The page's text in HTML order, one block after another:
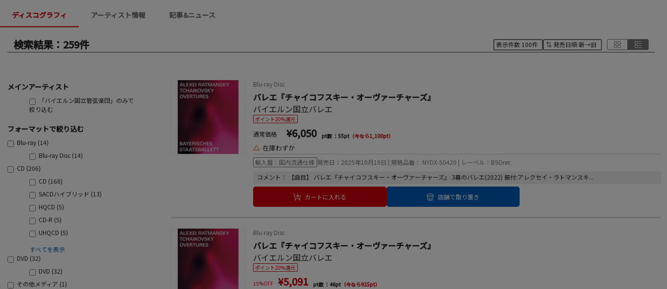
ディスコグラフィ アーティスト情報 記事&ニュース
検索結果：259件
メインアーティスト
「バイエルン国立管弦楽団」のみで
絞り込む
フォーマットで絞り込む
Blu-ray (14)
Blu-ray Disc (14)
CD (206)
CD (168)
SACDハイブリッド (13)
HQCD (5)
CD-R (5)
UHQCD (5)
すべてを表示
DVD (32)
DVD (32)
その他メディア (1)
Blu-ray Disc
バレエ『チャイコフスキー・オーヴァーチャーズ』
バイエルン国立バレエ
ポイント20%還元
通常価格 ¥6,050 pt数 ：55pt （今なら1,100pt）
△ 在庫わずか
輸入盤：国内流通仕様 発売日：2025年10月10日 | 規格品番： NYDX-50420 | レーベル：BSOrec
コメント： 【曲目】 バレエ『チャイコフスキー・オーヴァーチャーズ』 3幕のバレエ(2022) 振付:アレクセイ・ラトマンスキ...
カートに入れる 店舗で取り置き
Blu-ray Disc
バレエ『チャイコフスキー・オーヴァーチャーズ』
バイエルン国立バレエ
ポイント20%還元
15%OFF ¥5,091 pt数 ：46pt （今なら925pt）